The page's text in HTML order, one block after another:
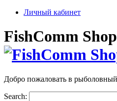
Личный кабинет
FishComm Shop
Добро пожаловать в
Search: